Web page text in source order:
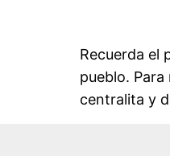
Recuerda el
pueblo.
centralita y